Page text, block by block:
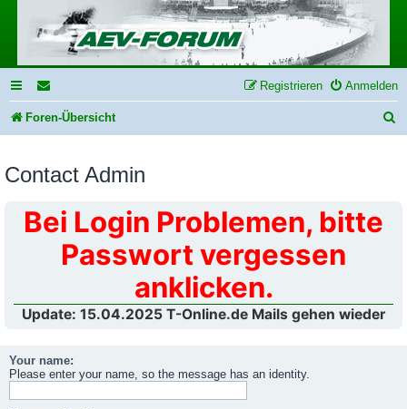
Anmelden
Registrieren
Foren-Übersicht
Contact Admin
Bei Login Problemen, bitte
Passwort vergessen
anklicken.
Update: 15.04.2025 T-Online.de Mails gehen wieder
Your name:
Please enter your name, so the message has an identity.